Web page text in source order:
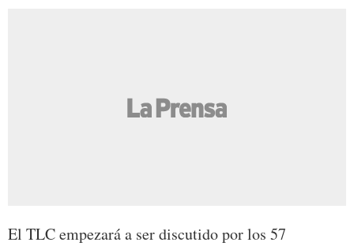
El TLC empezará a ser discutido por los 57